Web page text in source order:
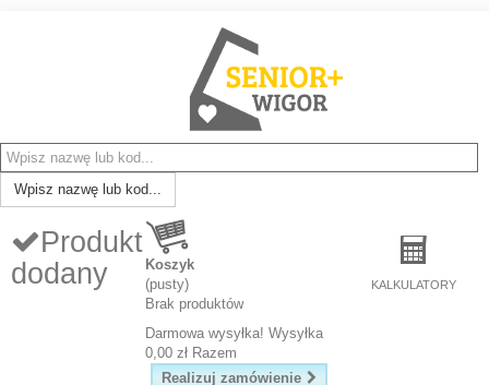
Wpisz nazwę lub kod...
KALKULATORY
Koszyk
(pusty)
Brak produktów
Darmowa wysyłka! Wysyłka
0,00 zł Razem
Realizuj zamówienie
Produkt
dodany